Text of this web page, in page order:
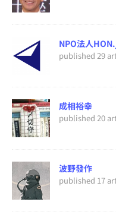
NPO法人
published 29
成相裕幸
published 20
波野發作
published 17